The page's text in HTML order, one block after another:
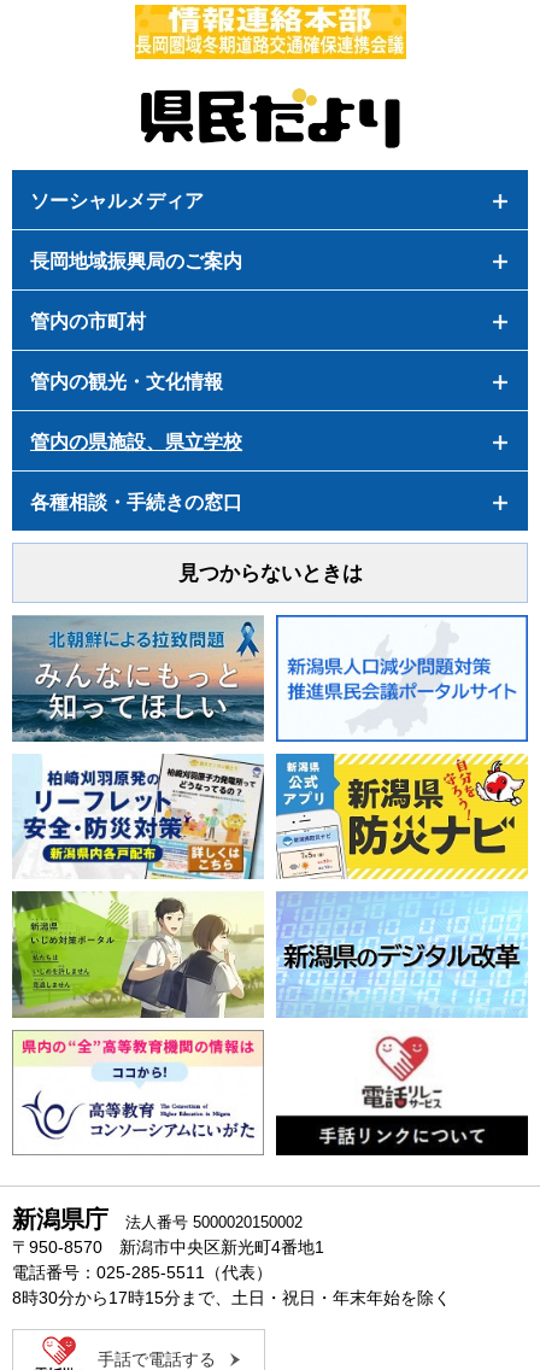
ソーシャルメディア
長岡地域振興局のご案内
管内の市町村
管内の観光・文化情報
管内の県施設、県立学校
各種相談・手続きの窓口
見つからないときは
新潟県庁 法人番号 5000020150002
〒950-8570 新潟市中央区新光町4番地1
電話番号：025-285-5511（代表）
8時30分から17時15分まで、土日・祝日・年末年始を除く
手話で電話する